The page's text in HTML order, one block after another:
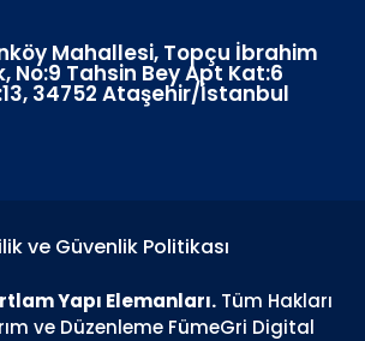
Mahallesi, Topçu İbrahim
No:9 Tahsin Bey Apt Kat:6
34752 Ataşehir/İstanbul
Yapı Elemanları. Tüm Hakları
ve Düzenleme FümeGri Digital
ve Güvenlik Politikası